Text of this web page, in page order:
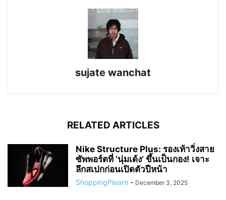
sujate wanchat
RELATED ARTICLES
Nike Structure Plus: รองเท้าวิ่งสาย
ซัพพอร์ตที่ ‘นุ่มเด้ง’ ขึ้นเป็นกอง! เจาะ
ลึกสเปกก่อนเปิดตัวปีหน้า
ShoppingPlearn - December 3, 2025